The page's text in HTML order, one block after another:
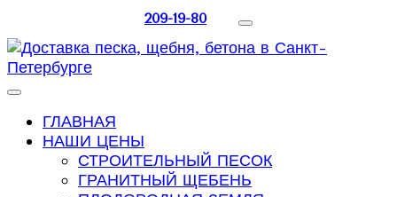
209-19-80
ГЛАВНАЯ
НАШИ ЦЕНЫ
СТРОИТЕЛЬНЫЙ ПЕСОК
ГРАНИТНЫЙ ЩЕБЕНЬ